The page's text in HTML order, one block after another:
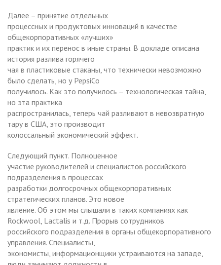
Далее – принятие отдельных
процессных и продуктовых инноваций в качестве
общекорпоративных «лучших»
практик и их перенос в иные страны. В докладе описана
история разлива горячего
чая в пластиковые стаканы, что технически невозможно
было сделать, но у PepsiCo
получилось. Как это получилось – технологическая тайна,
но эта практика
распространилась, теперь чай разливают в невозвратную
тару в США, это производит
колоссальный экономический эффект.
Следующий пункт. Полноценное
участие руководителей и специалистов российского
подразделения в процессах
разработки долгосрочных общекорпоративных
стратегических планов. Это новое
явление. Об этом мы слышали в таких компаниях как
Rockwool, Lactalis и т.д. Прорыв сотрудников
российского подразделения в органы общекорпоративного
управления. Специалисты,
экономисты, информационщики устраиваются на западе,